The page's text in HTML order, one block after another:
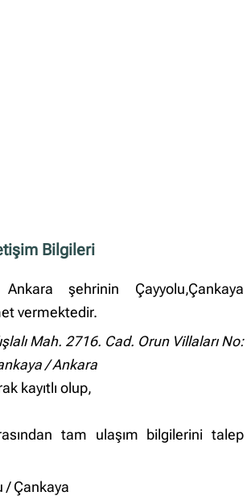
Bilgileri
şehrinin Çayyolu,Çankaya
vermektedir.
Mah. 2716. Cad. Orun Villaları No:
/ Ankara
kayıtlı olup,
tam ulaşım bilgilerini talep
/ Çankaya